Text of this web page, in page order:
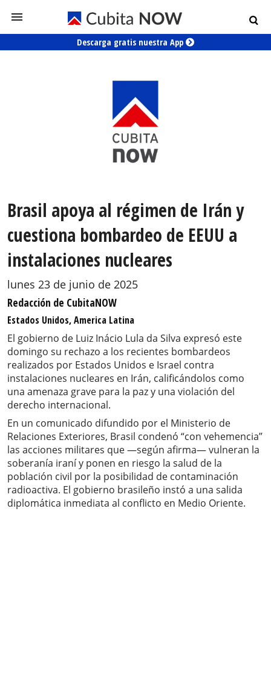
Descarga gratis nuestra App
Brasil apoya al régimen de Irán y
cuestiona bombardeo de EEUU a
instalaciones nucleares
lunes 23 de junio de 2025
Redacción de CubitaNOW
Estados Unidos, America Latina
El gobierno de Luiz Inácio Lula da Silva expresó este
domingo su rechazo a los recientes bombardeos
realizados por Estados Unidos e Israel contra
instalaciones nucleares en Irán, calificándolos como
una amenaza grave para la paz y una violación del
derecho internacional.
En un comunicado difundido por el Ministerio de
Relaciones Exteriores, Brasil condenó “con vehemencia”
las acciones militares que —según afirma— vulneran la
soberanía iraní y ponen en riesgo la salud de la
población civil por la posibilidad de contaminación
radioactiva. El gobierno brasileño instó a una salida
diplomática inmediata al conflicto en Medio Oriente.